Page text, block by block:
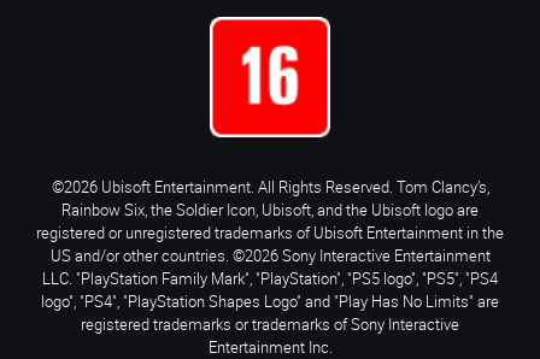
©2026 Ubisoft Entertainment. All Rights Reserved. Tom Clancy’s,
Rainbow Six, the Soldier Icon, Ubisoft, and the Ubisoft logo are
registered or unregistered trademarks of Ubisoft Entertainment in the
US and/or other countries. ©2026 Sony Interactive Entertainment
LLC. "PlayStation Family Mark", "PlayStation", "PS5 logo", "PS5", "PS4
logo", "PS4", "PlayStation Shapes Logo" and "Play Has No Limits" are
registered trademarks or trademarks of Sony Interactive
Entertainment Inc.